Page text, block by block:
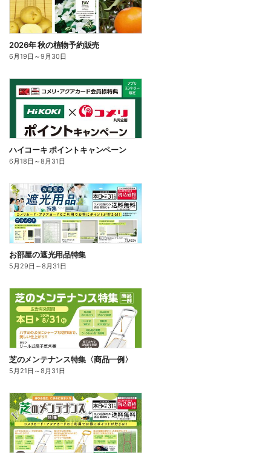
2026年 秋の植物予約販売
6月19日 ～9月30日
ハイコーキ ポイントキャンペーン
6月18日 ～8月31日
お部屋の遮光用品特集
5月29日 ～8月31日
芝のメンテナンス特集〈商品一例〉
5月21日 ～8月31日